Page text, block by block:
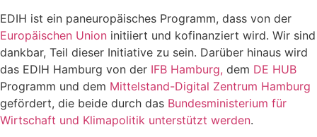
EDIH ist ein paneuropäisches Programm, dass von der
Europäischen Union initiiert und kofinanziert wird. Wir sind
dankbar, Teil dieser Initiative zu sein. Darüber hinaus wird
das EDIH Hamburg von der IFB Hamburg, dem DE HUB
Programm und dem Mittelstand-Digital Zentrum Hamburg
gefördert, die beide durch das Bundesministerium für
Wirtschaft und Klimapolitik unterstützt werden.